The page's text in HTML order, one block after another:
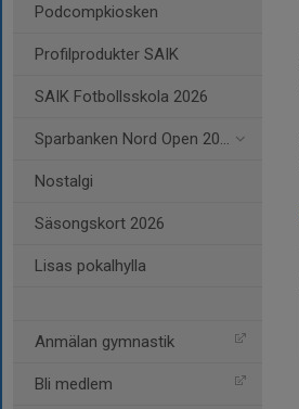
Podcompkiosken
Profilprodukter SAIK
SAIK Fotbollsskola 2026
Sparbanken Nord Open 2026
Nostalgi
Säsongskort 2026
Lisas pokalhylla
Anmälan gymnastik
Bli medlem